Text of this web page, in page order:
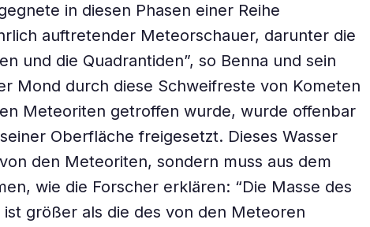
in diesen Phasen einer Reihe
auftretender Meteorschauer, darunter die
und die Quadrantiden”, so Benna und sein
Mond durch diese Schweifreste von Kometen
Meteoriten getroffen wurde, wurde offenbar
Oberfläche freigesetzt. Dieses Wasser
den Meteoriten, sondern muss aus dem
wie die Forscher erklären: “Die Masse des
größer als die des von den Meteoren